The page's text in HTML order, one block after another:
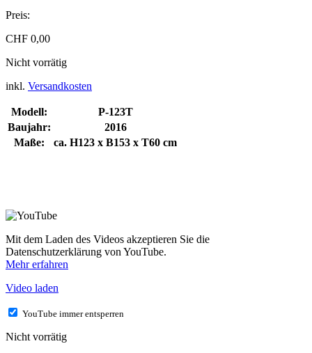
Preis:
CHF 0,00
Nicht vorrätig
inkl. Versandkosten
Modell:
P-123T
Baujahr:
2016
Maße:
ca. H123 x B153 x T60 cm
Mit dem Laden des Videos akzeptieren Sie die
Datenschutzerklärung von YouTube.
Mehr erfahren
Video laden
YouTube immer entsperren
Nicht vorrätig